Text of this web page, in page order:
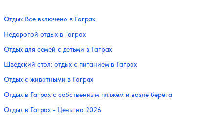
Отдых Все включено в Гаграх
Недорогой отдых в Гаграх
Отдых для семей с детьми в Гаграх
Шведский стол: отдых с питанием в Гаграх
Отдых с животными в Гаграх
Отдых в Гаграх с собственным пляжем и возле берега
Отдых в Гаграх - Цены на 2026